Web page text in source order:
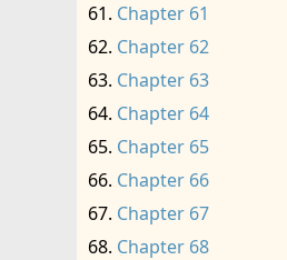
Chapter 61
Chapter 62
Chapter 63
Chapter 64
Chapter 65
Chapter 66
Chapter 67
Chapter 68